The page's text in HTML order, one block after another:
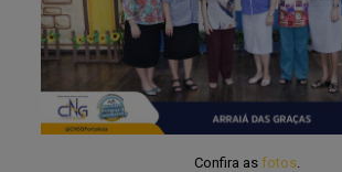
Confira as fotos